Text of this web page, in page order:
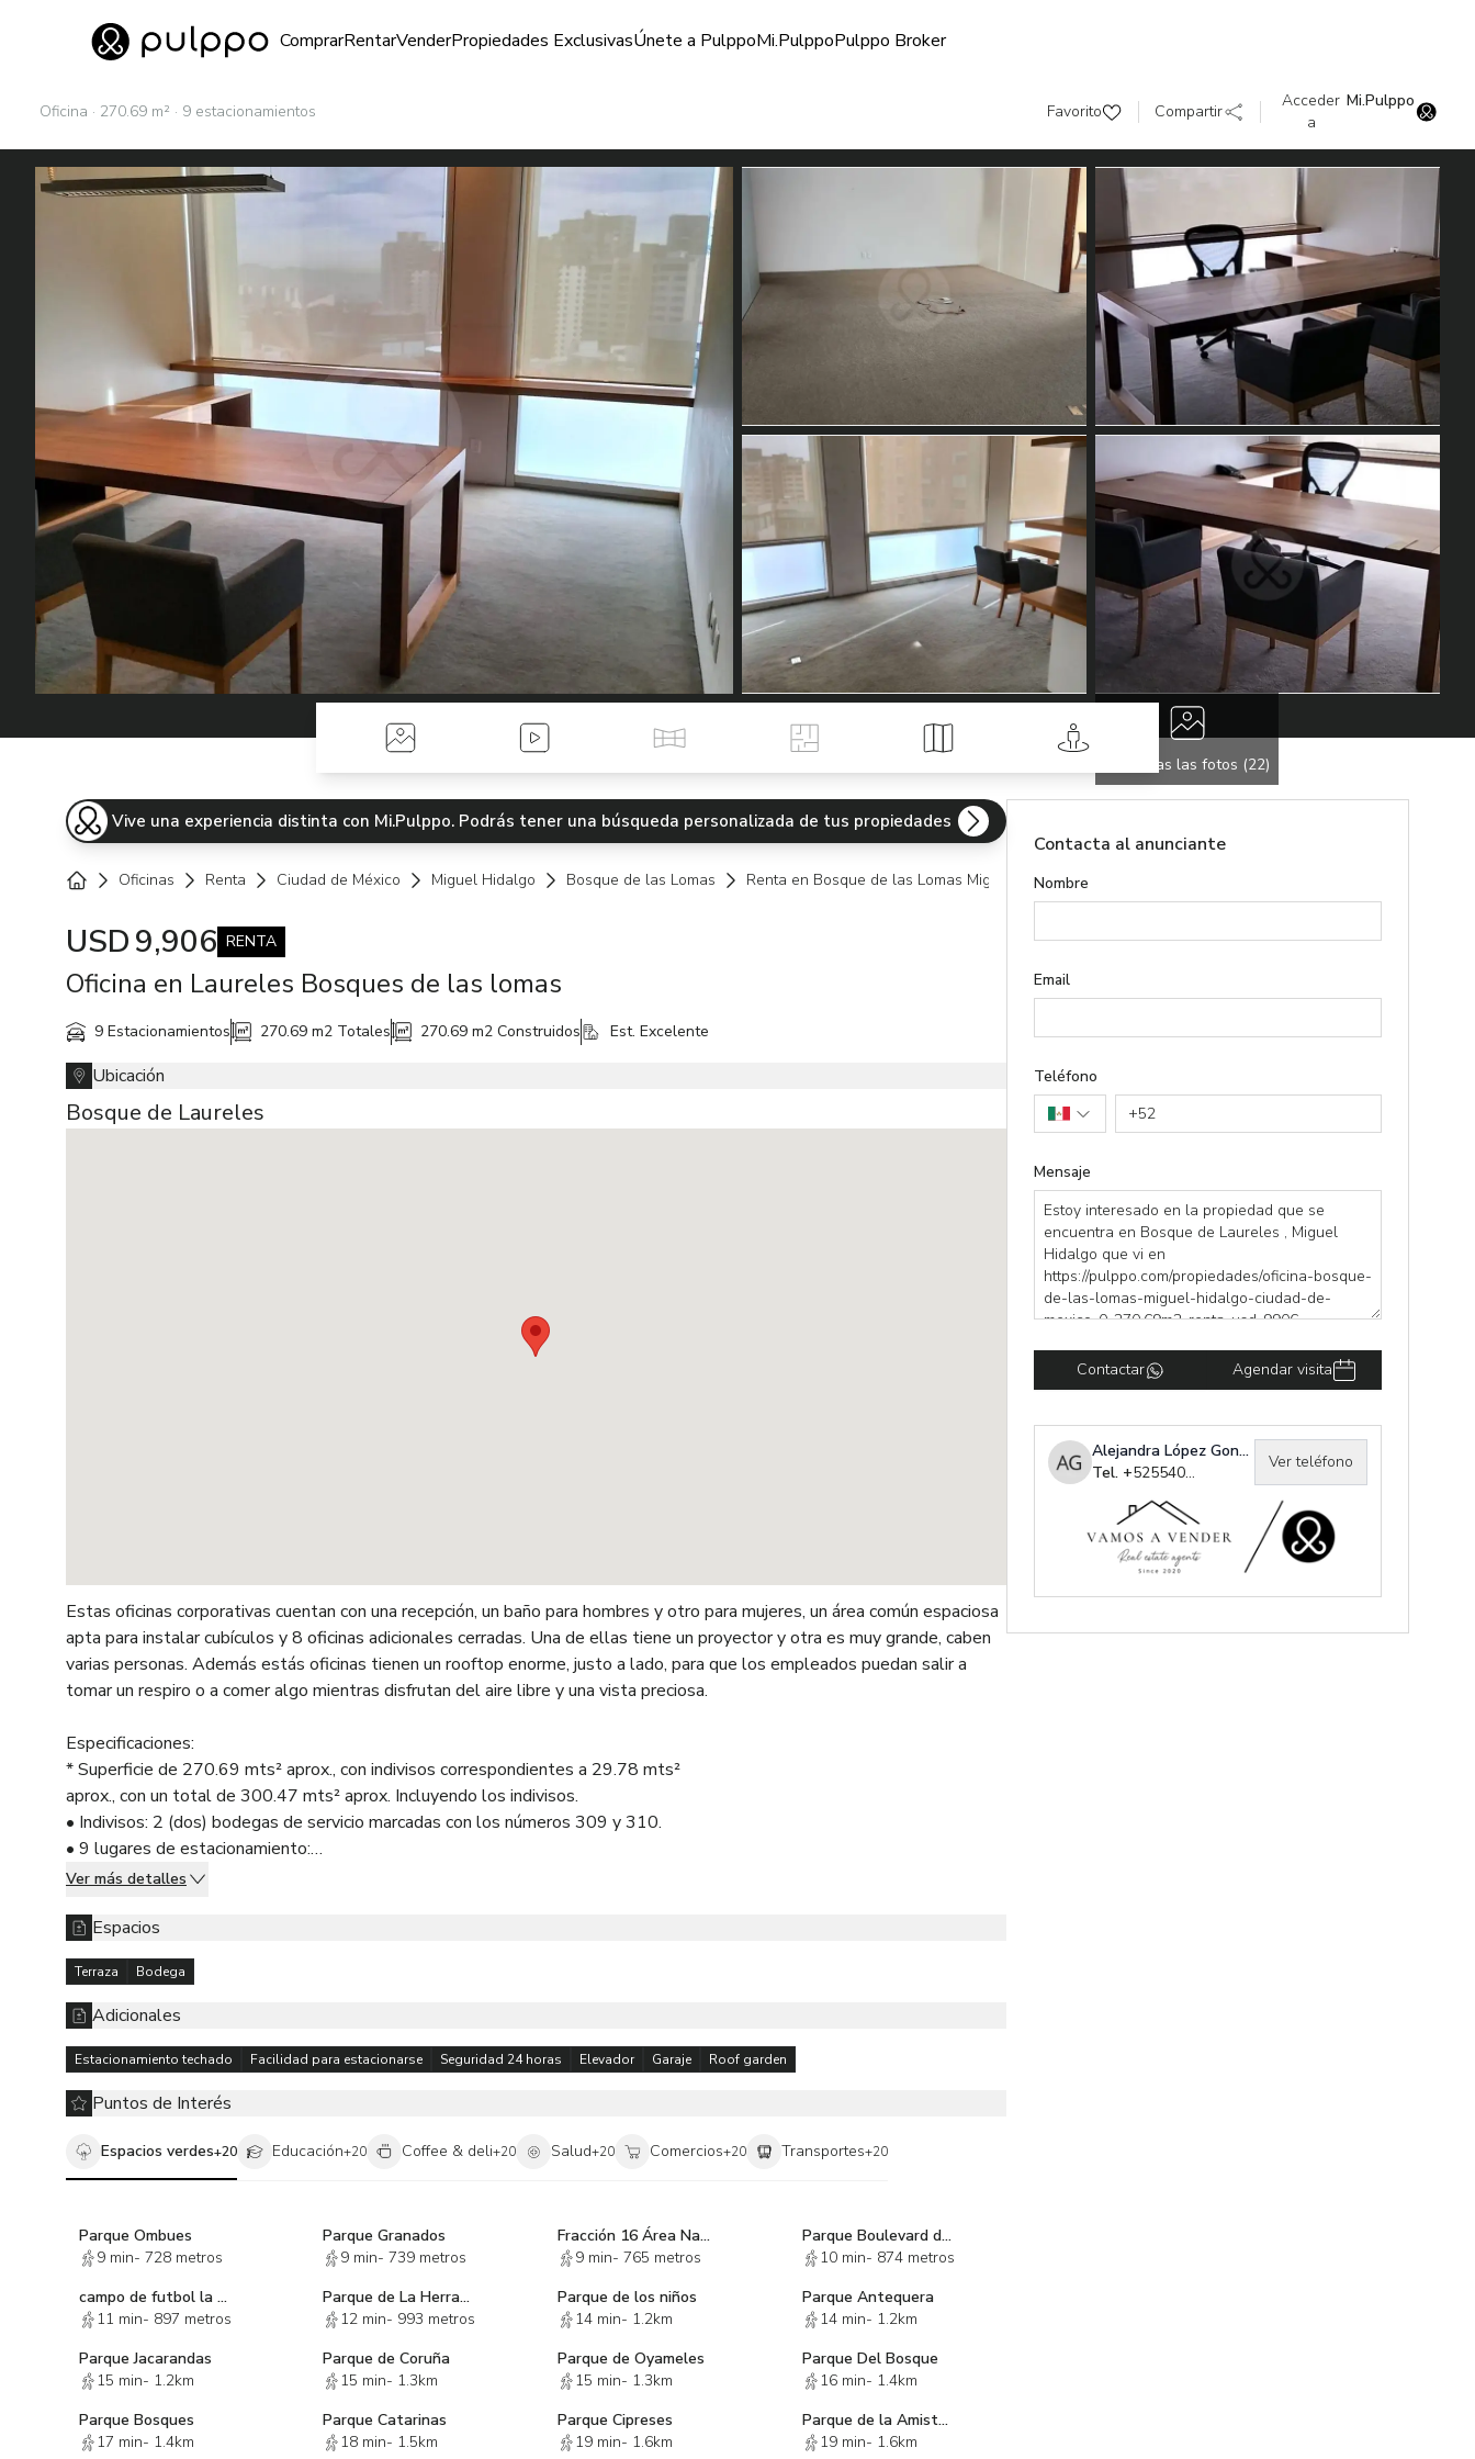
Ir al home
ComprarRentarVenderPropiedades ExclusivasÚnete a PulppoMi.PulppoPulppo Broker
Favorito Compartir
Acceder
a
Mi.Pulppo
Oficina · 270.69 m² · 9 estacionamientos
Ver todas las fotos (22)
Fotos Videos Tour Virtual Planos Mapa Street View
Vive una experiencia distinta con Mi.Pulppo. Podrás tener una búsqueda personalizada de tus propiedades
Oficinas Renta Ciudad de México Miguel Hidalgo Bosque de las Lomas Renta en Bosque de las Lomas Miguel Hidalgo
USD9,906 RENTA
Oficina en Laureles Bosques de las lomas
9 Estacionamientos 270.69 m2 Totales 270.69 m2 Construidos Est. Excelente
Ubicación
Bosque de Laureles
Estas oficinas corporativas cuentan con una recepción, un baño para hombres y otro para mujeres, un área común espaciosa
apta para instalar cubículos y 8 oficinas adicionales cerradas. Una de ellas tiene un proyector y otra es muy grande, caben
varias personas. Además estás oficinas tienen un rooftop enorme, justo a lado, para que los empleados puedan salir a
tomar un respiro o a comer algo mientras disfrutan del aire libre y una vista preciosa.
Especificaciones:
* Superficie de 270.69 mts² aprox., con indivisos correspondientes a 29.78 mts²
aprox., con un total de 300.47 mts² aprox. Incluyendo los indivisos.
• Indivisos: 2 (dos) bodegas de servicio marcadas con los números 309 y 310.
• 9 lugares de estacionamiento:
4 fijos (en el sótano 3) marcados con los números 3019, 3020, 3021 y 3022
Ver más detalles
Espacios
Terraza Bodega
Adicionales
Estacionamiento techado Facilidad para estacionarse Seguridad 24 horas Elevador Garaje Roof garden
Puntos de Interés
Espacios verdes+20 Educación+20 Coffee & deli+20 Salud+20 Comercios+20 Transportes+20
Parque Ombues
9 min- 728 metros
Parque Granados
9 min-739 metros
Fracción 16 Área Natural Protegida "Bosques de las Lomas"
9 min-765 metros
Parque Boulevard de la luz
10 min- 874 metros
campo de futbol la herradura
11 min- 897 metros
Parque de La Herradura
12 min- 993 metros
Parque de los niños
14 min- 1.2km
Parque Antequera
14 min- 1.2km
Parque Jacarandas
15 min- 1.2km
Parque de Coruña
15 min- 1.3km
Parque de Oyameles
15 min- 1.3km
Parque Del Bosque
16 min- 1.4km
Parque Bosques
17 min- 1.4km
Parque Catarinas
18 min- 1.5km
Parque Cipreses
19 min- 1.6km
Parque de la Amistad
19 min- 1.6km
Contacta al anunciante
Nombre
Email
Teléfono
+52
Mensaje
Contactar Agendar visita
Alejandra López González
Tel. +525540978240
Ver teléfono